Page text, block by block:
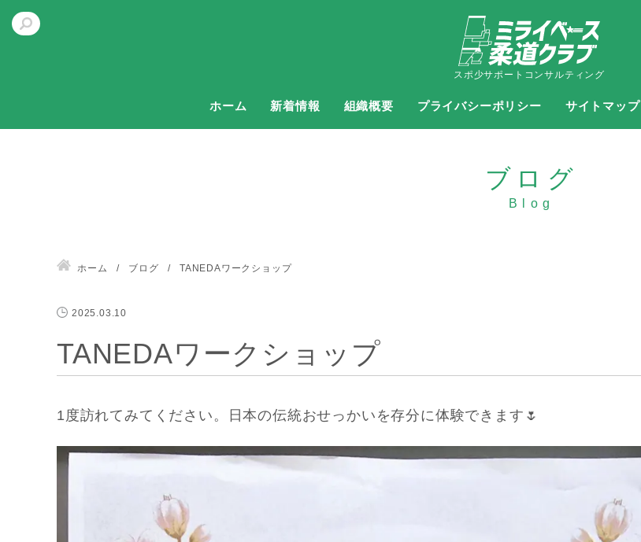
スポ少サポートコンサルティング
ホーム 新着情報 組織概要 プライバシーポリシー サイトマップ
ブログ
ホーム ブログ TANEDAワークショップ
2025.03.10
TANEDAワークショップ
1度訪れてみてください。日本の伝統おせっかいを存分に体験できます🌷